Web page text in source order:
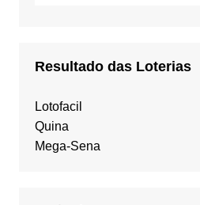
Resultado das Loterias
Lotofacil
Quina
Mega-Sena